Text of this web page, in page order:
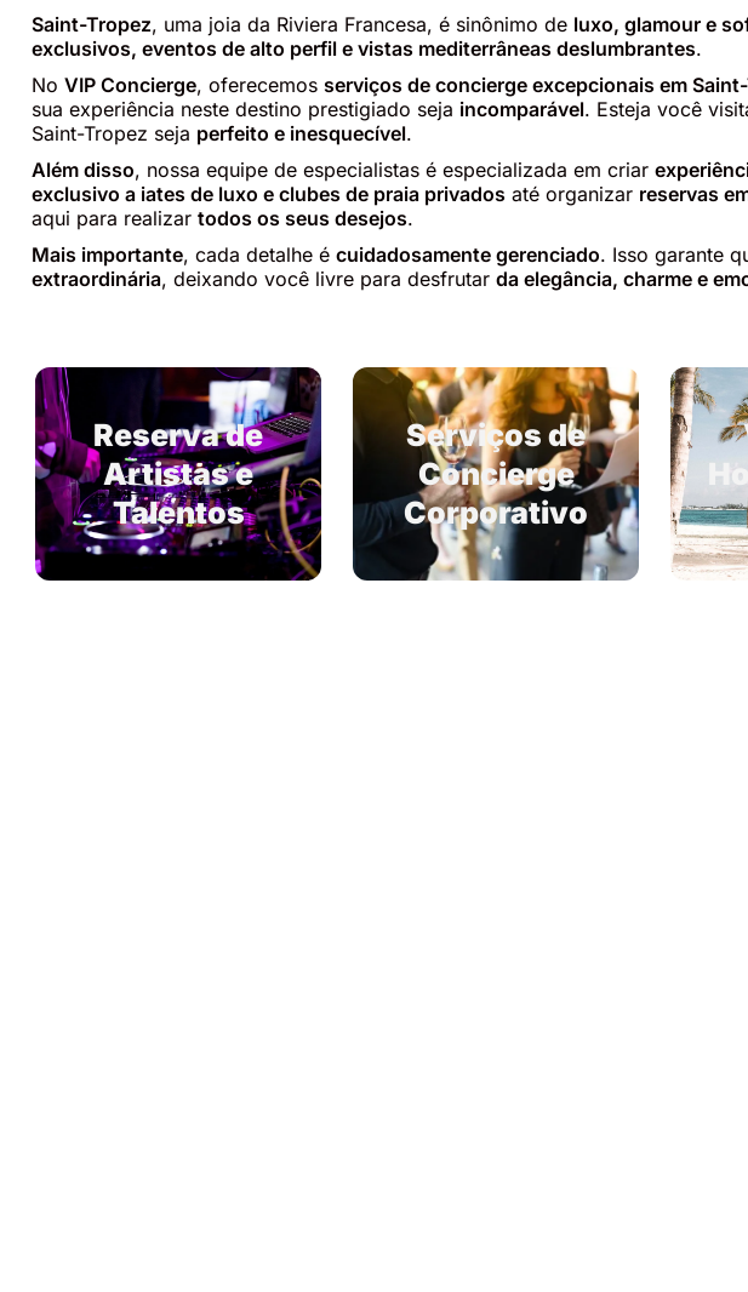
Saint-Tropez, uma joia da Riviera Francesa, é sinônimo de luxo, glamour e
exclusivos, eventos de alto perfil e vistas mediterrâneas deslumbrantes.
No VIP Concierge, oferecemos serviços de concierge excepcionais em
sua experiência neste destino prestigiado seja incomparável. Esteja você
Saint-Tropez seja perfeito e inesquecível.
Além disso, nossa equipe de especialistas é especializada em criar
exclusivo a iates de luxo e clubes de praia privados até organizar reservas
aqui para realizar todos os seus desejos.
Mais importante, cada detalhe é cuidadosamente gerenciado. Isso garante
extraordinária, deixando você livre para desfrutar da elegância, charme e
Reserva de
Artistas e
Talentos
Serviços de
Concierge
Corporativo